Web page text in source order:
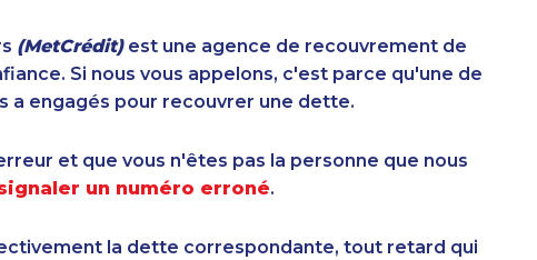
(MetCrédit)est une agence de recouvrement de
Si nous vous appelons, c'est parce qu'une de
a engagés pour recouvrer une dette.
et que vous n'êtes pas la personne que nous
un numéro erroné.
la dette correspondante, tout retard qui